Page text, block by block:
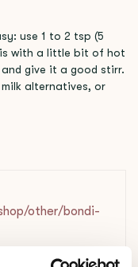
use 1 to 2 tsp (5
with a little bit of hot
give it a good stirr.
alternatives, or
other/bondi-